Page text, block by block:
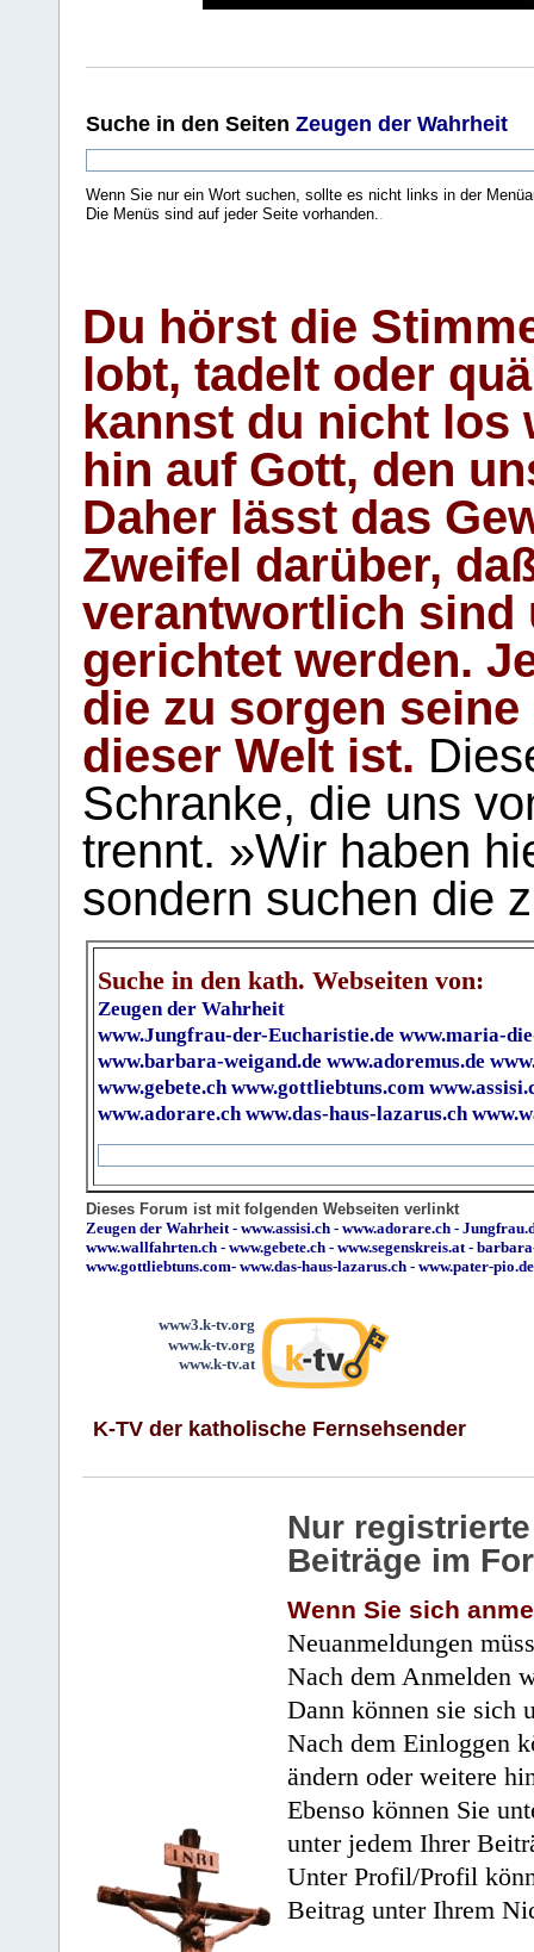
Suche in den Seiten Zeugen der Wahrheit
Wenn Sie nur ein Wort suchen, sollte es nicht links in der
Die Menüs sind auf jeder Seite vorhanden..
Du hörst die
lobt, tadelt oder
kannst du nicht los
hin auf Gott, den
Daher lässt das
Zweifel darüber,
verantwortlich sind
gerichtet werden.
die zu sorgen
dieser Welt ist.
Schranke, die uns
trennt. »Wir haben
sondern suchen die
Suche in den kath. Webseiten von:
Zeugen der Wahrheit
www.Jungfrau-der-Eucharistie.de www.maria-
www.barbara-weigand.de www.adoremus.de
www.gebete.ch www.gottliebtuns.com
www.adorare.ch www.das-haus-lazarus.ch
Dieses Forum ist mit folgenden Webseiten verlinkt
Zeugen der Wahrheit- www.assisi.ch - www.adorare.ch -
www.wallfahrten.ch - www.gebete.ch - www.segenskreis.at-
www.gottliebtuns.com- www.das-haus-lazarus.ch - www.pater-pio.de
www3.k-tv.org
www.k-tv.org
www.k-tv.at
K-TV der katholische Fernsehsender
Nur
Beiträge im
Wenn Sie sich
Neuanmeldungen
Nach dem Anmelden
Dann können sie sich
Nach dem Einloggen
ändern oder weitere
Ebenso können Sie
unter jedem Ihrer
Unter Profil/Profil
Beitrag unter Ihrem